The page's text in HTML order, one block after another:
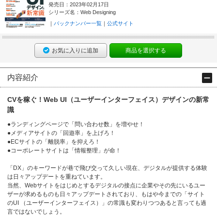
発売日：2023年02月17日
シリーズ名：Web Designing
バックナンバー一覧
公式サイト
お気に入りに追加 商品を選択する
内容紹介
CVを稼ぐ！Web UI（ユーザーインターフェイス）デザインの新常
識
●ランディングページで「問い合わせ数」を増やせ！
●メディアサイトの「回遊率」を上げろ！
●ECサイトの「離脱率」を抑えろ！
●コーポレートサイトは「情報整理」が命！
「DX」のキーワードが巷で飛び交って久しい現在、デジタルが提供する体験
は日々アップデートを重ねています。
当然、Webサイトをはじめとするデジタルの接点に企業やその先にいるユー
ザーが求めるものも日々アップデートされており、もはや今までの「サイト
のUI （ユーザーインターフェイス）」の常識も変わりつつあると言っても過
言ではないでしょう。